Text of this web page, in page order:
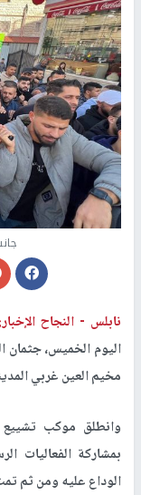
نابلس - النجاح
اليوم الخميس، جثمان
مخيم العين غربي
وانطلق موكب
بمشاركة الفعاليات
الوداع عليه ومن ثم